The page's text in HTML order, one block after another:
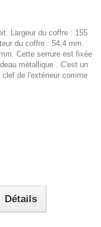
Largeur du coffre : 155
du coffre : 54,4 mm.
Cette serrure est fixée
métallique . C'est un
de l'extérieur comme
Détails